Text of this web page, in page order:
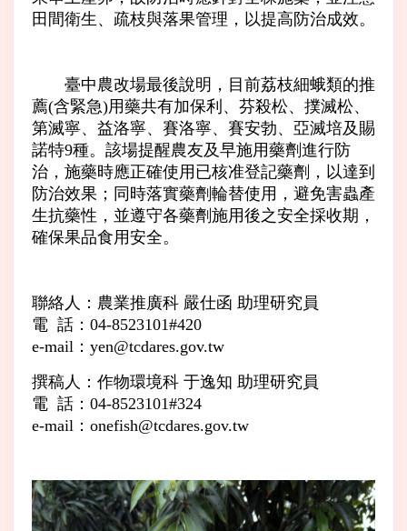
田間衛生、疏枝與落果管理，以提高防治成效。
臺中農改場最後說明，目前荔枝細蛾類的推
薦(含緊急)用藥共有加保利、芬殺松、撲滅松、
第滅寧、益洛寧、賽洛寧、賽安勃、亞滅培及賜
諾特9種。該場提醒農友及早施用藥劑進行防
治，施藥時應正確使用已核准登記藥劑，以達到
防治效果；同時落實藥劑輪替使用，避免害蟲產
生抗藥性，並遵守各藥劑施用後之安全採收期，
確保果品食用安全。
聯絡人：農業推廣科 嚴仕函 助理研究員
電 話：04-8523101#420
e-mail：yen@tcdares.gov.tw
撰稿人：作物環境科 于逸知 助理研究員
電 話：04-8523101#324
e-mail：onefish@tcdares.gov.tw